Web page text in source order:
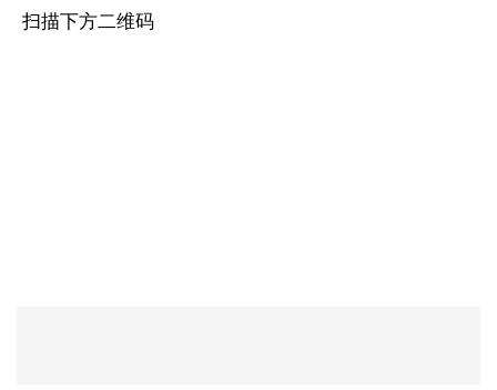
扫描下方二维码